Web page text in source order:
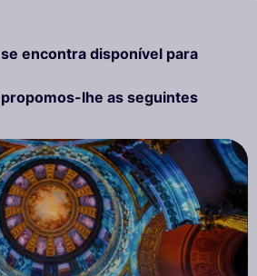
encontra disponível para
propomos-lhe as seguintes